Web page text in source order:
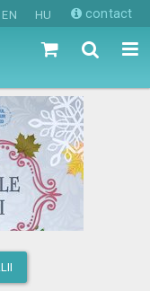
EN HU contact